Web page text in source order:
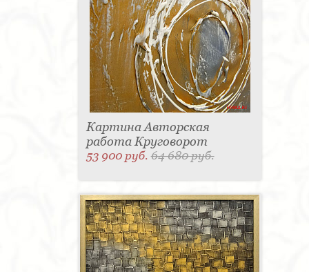
Картина Авторская
работа Круговорот
53 900 руб.64 680 руб.